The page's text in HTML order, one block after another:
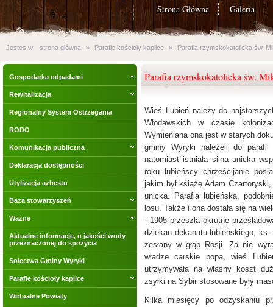
Strona Główna Galeria
Jestes w: strona główna » Parafie kościoły kaplice » Parafia rzymskokatolicka św.
Gospodarka odpadami
Rewitalizacja
Regionalny System Ostrzegania
RODO
Komunikacja publiczna
Deklaracja dostępności
Utylizacja azbestu
Baza stowarzyszeń
Ważne
Aktualne informacje, o jakości wody
przeznaczonej do spożycia
Sołectwa Gminy Wyryki
Parafie kościoły kaplice
Wirtualne Powiaty
Parafia rzymskokatolicka św.
Wieś Lubień należy do
Włodawskich w czasie
Wymieniana ona jest w starych
gminy Wyryki należeli do parafii
natomiast istniała silna unicka
roku lubieńscy chrześcijanie
jakim był książę Adam
unicka. Parafia lubieńska,
losu. Także i ona dostała się na
- 1905 przeszła okrutne
dziekan dekanatu lubieńskiego, ks.
zesłany w głąb Rosji. Za nie
władze carskie popa, wieś
utrzymywała na własny koszt
zsyłki na Sybir stosowane były
Kilka miesięcy po odzyskaniu